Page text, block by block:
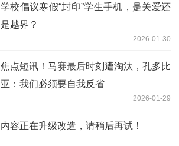
学校倡议寒假“封印”学生手机，是关爱还
是越界？
2026-01-30
焦点短讯！马赛最后时刻遭淘汰，孔多比
亚：我们必须要自我反省
2026-01-29
内容正在升级改造，请稍后再试！